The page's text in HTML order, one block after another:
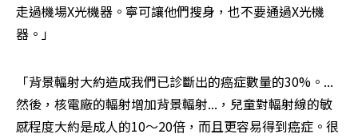
走過機場X光機器。寧可讓他們搜身，也不要通過X光機
器。」
「背景輻射大約造成我們已診斷出的癌症數量的30%。...
然後，核電廠的輻射增加背景輻射...，兒童對輻射線的敏
感程度大約是成人的10～20倍，而且更容易得到癌症。很